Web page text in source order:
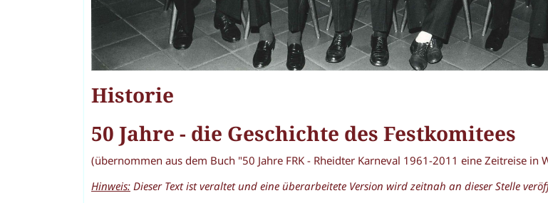
Historie
50 Jahre - die Geschichte des Festkomitees
(übernommen aus dem Buch "50 Jahre FRK - Rheidter Karneval 1961-2011 eine Zeitreise in
Hinweis: Dieser Text ist veraltet und eine überarbeitete Version wird zeitnah an dieser Stelle